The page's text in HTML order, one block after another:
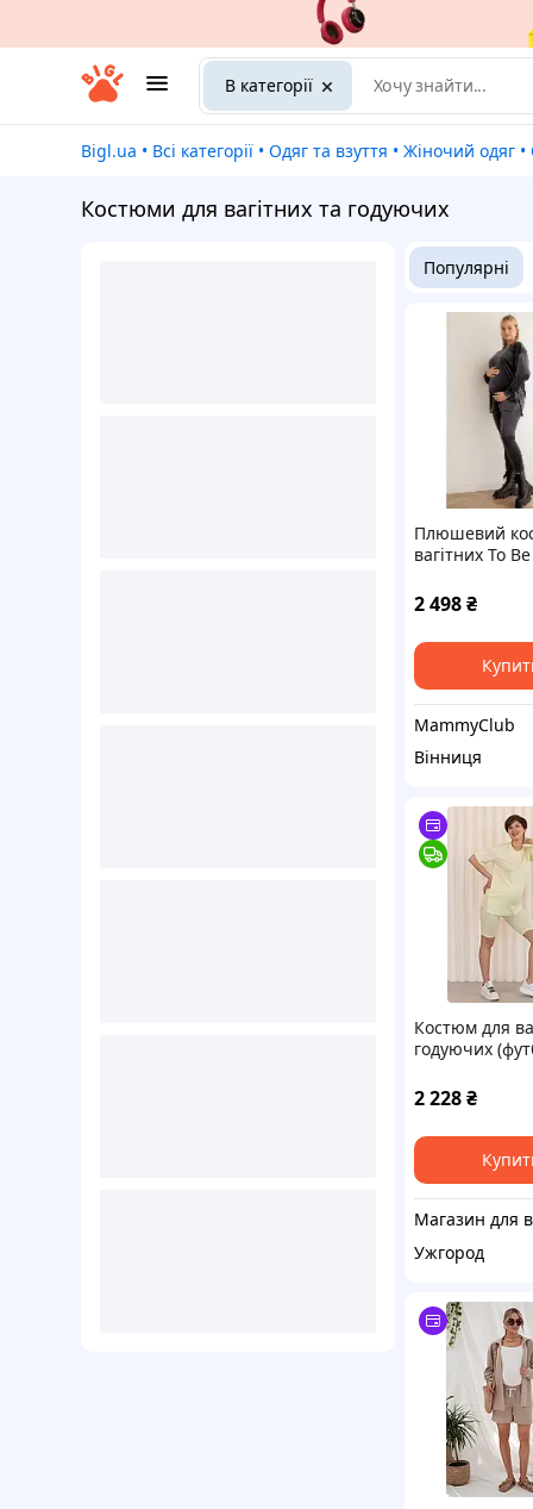
В категорії
Bigl.ua • Всі категорії • Одяг та взуття • Жіночий одяг •
Костюми для вагітних та годуючих
Популярні
Плюшевий
вагітних To
Графітовий
48
2 498₴
MammyClub
Вінниця
Костюм для
годуючих
лимонного
2 228₴
Ужгород